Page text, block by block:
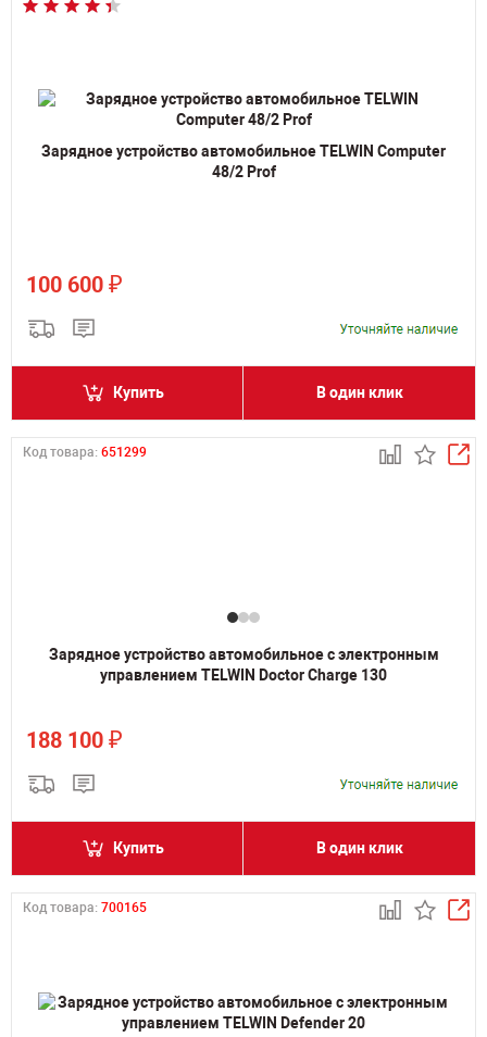
Зарядное устройство автомобильное TELWIN Computer
48/2 Prof
100 600 ₽
Купить В один клик
Код товара: 651299
Зарядное устройство автомобильное с электронным
управлением TELWIN Doctor Charge 130
188 100 ₽
Купить В один клик
Код товара: 700165